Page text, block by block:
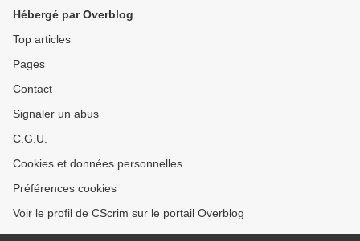
Hébergé par Overblog
Top articles
Pages
Contact
Signaler un abus
C.G.U.
Cookies et données personnelles
Préférences cookies
Voir le profil de CScrim sur le portail Overblog